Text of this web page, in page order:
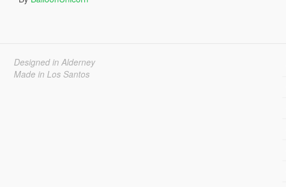
Designed in Alderney
Made in Los Santos